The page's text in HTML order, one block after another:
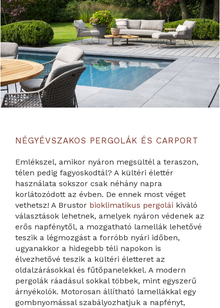
NÉGYÉVSZAKOS PERGOLÁK ÉS CARPORT
Emlékszel, amikor nyáron megsültél a teraszon,
télen pedig fagyoskodtál? A kültéri élettér
használata sokszor csak néhány napra
korlátozódott az évben. De ennek most véget
vethetsz! A Brustor bioklimatikus pergolái kiváló
választások lehetnek, amelyek nyáron védenek az
erős napfénytől, a mozgatható lamellák lehetővé
teszik a légmozgást a forróbb nyári időben,
ugyanakkor a hidegebb téli napokon is
élvezhetővé teszik a kültéri életteret az
oldalzárásokkal és fűtőpanelekkel. A modern
pergolák ráadásul sokkal többek, mint egyszerű
árnyékolók. Motorosan állítható lamellákkal egy
gombnyomással szabályozhatjuk a napfényt,